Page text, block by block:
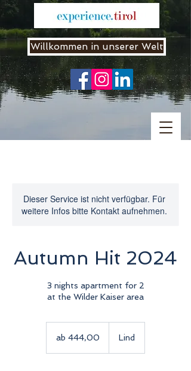
Willkommen in unserer Welt
Dieser Service ist nicht verfügbar. Für
weitere Infos bitte Kontakt aufnehmen.
Autumn Hit 2024
3 nights apartment for 2
at the Wilder Kaiser area
ab 444,00 Lind